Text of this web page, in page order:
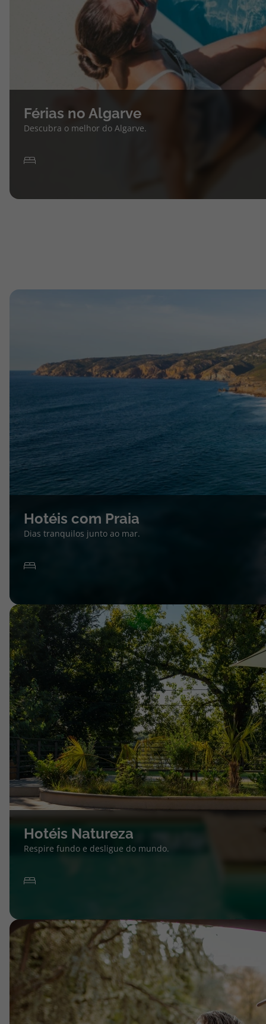
Férias no Algarve
Descubra o melhor do Algarve.
Hotéis com Praia
Dias tranquilos junto ao mar.
Hotéis Natureza
Respire fundo e desligue do mundo.